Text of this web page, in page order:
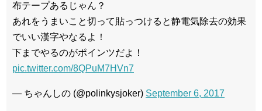
布テープあるじゃん？
あれをうまいこと切って貼っつけると静電気除去の効果
でいい漢字やなるよ！
下までやるのがポインツだよ！
pic.twitter.com/8QPuM7HVn7
— ちゃんしの (@polinkysjoker) September 6, 2017